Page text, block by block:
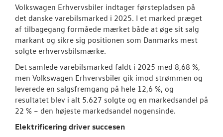
Tilmeld dig
Danmarks
Aktuelt
OM OS
JOB OG
Volkswagen Erhvervsbiler indtager førstepladsen på
det danske varebilsmarked i 2025. I et marked præget
af tilbagegang formåede mærket både at øge sit salg
markant og sikre sig positionen som Danmarks mest
solgte erhvervsbilsmærke.
Det samlede varebilsmarked faldt i 2025 med 8,68 %,
men Volkswagen Erhvervsbiler gik imod strømmen og
leverede en salgsfremgang på hele 12,6 %, og
resultatet blev i alt 5.627 solgte og en markedsandel på
22 % – den højeste markedsandel nogensinde.
Elektrificering driver succesen